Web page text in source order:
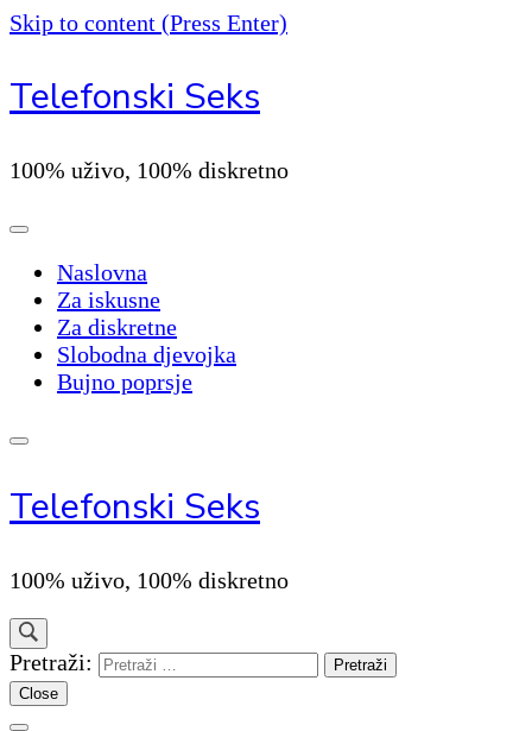
Skip to content (Press Enter)
Telefonski Seks
100% uživo, 100% diskretno
Naslovna
Za iskusne
Za diskretne
Slobodna djevojka
Bujno poprsje
Telefonski Seks
100% uživo, 100% diskretno
Pretraži:
Close